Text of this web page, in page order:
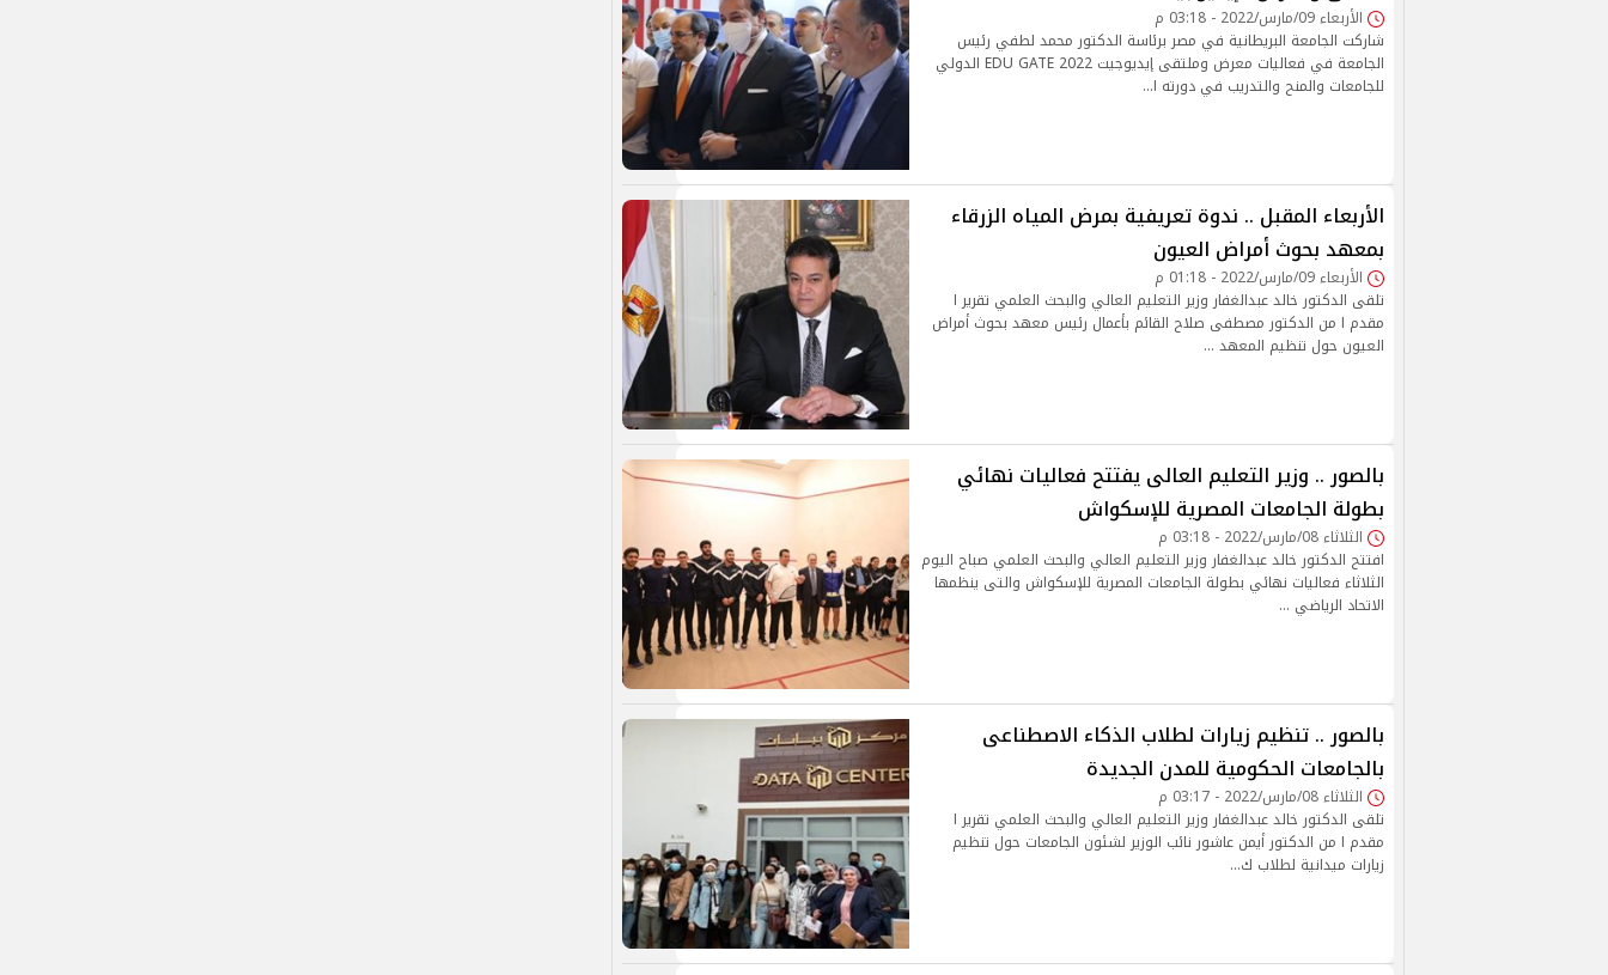
الأربعاء 09/مارس/2022 - 03:18 م
شاركت الجامعة البريطانية في مصر برئاسة الدكتور محمد لطفي رئيس
الجامعة في فعاليات معرض وملتقى إيديوجيت EDU GATE 2022 الدولي
للجامعات والمنح والتدريب في دورته ا…
الأربعاء المقبل .. ندوة تعريفية بمرض المياه الزرقاء
بمعهد بحوث أمراض العيون
الأربعاء 09/مارس/2022 - 01:18 م
تلقى الدكتور خالد عبدالغفار وزير التعليم العالي والبحث العلمي تقرير ا
مقدم ا من الدكتور مصطفى صلاح القائم بأعمال رئيس معهد بحوث أمراض
العيون حول تنظيم المعهد …
بالصور .. وزير التعليم العالى يفتتح فعاليات نهائي
بطولة الجامعات المصرية للإسكواش
الثلاثاء 08/مارس/2022 - 03:18 م
افتتح الدكتور خالد عبدالغفار وزير التعليم العالي والبحث العلمي صباح اليوم
الثلاثاء فعاليات نهائي بطولة الجامعات المصرية للإسكواش والتى ينظمها
الاتحاد الرياضي …
بالصور .. تنظيم زيارات لطلاب الذكاء الاصطناعى
بالجامعات الحكومية للمدن الجديدة
الثلاثاء 08/مارس/2022 - 03:17 م
تلقى الدكتور خالد عبدالغفار وزير التعليم العالي والبحث العلمي تقرير ا
مقدم ا من الدكتور أيمن عاشور نائب الوزير لشئون الجامعات حول تنظيم
زيارات ميدانية لطلاب ك…